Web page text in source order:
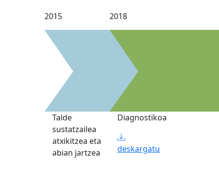
2015
Talde
sustatzailea
atxikitzea eta
abian jartzea
2018
Diagnostikoa
deskargatu